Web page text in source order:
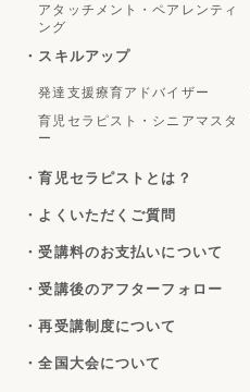
アタッチメント・ペアレンティ
ング
・スキルアップ
発達支援療育アドバイザー
育児セラピスト・シニアマスタ
ー
・育児セラピストとは？
・よくいただくご質問
・受講料のお支払いについて
・受講後のアフターフォロー
・再受講制度について
・全国大会について